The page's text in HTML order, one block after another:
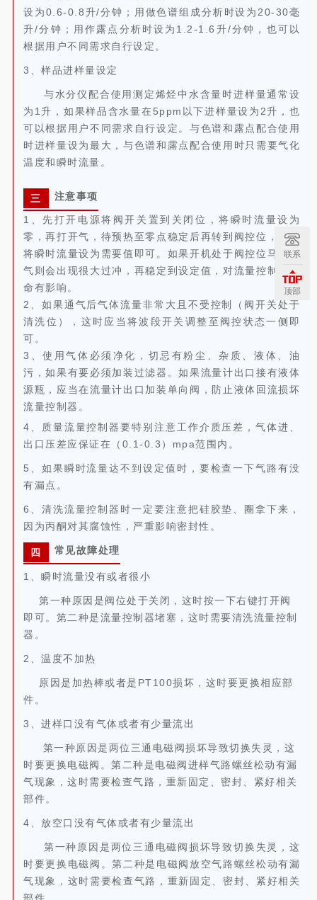
设为0.6-0.8升/分钟；用做色谱组成分析时设为20-30毫
升/分钟；用作露点分析时设为1.2-1.6升/分钟，也可以
根据用户不同需求自行设定。
3、样品进样量设定
与水分仪配合使用测定烯烃中水含量时进样量通常设
为1升，如果样品含水量在5ppm以下进样量设为2升，也
可以根据用户不同需求自行设定。与色谱和露点配合使用
时进样量设为最大，与色谱和露点配合使用时只需要气化
温度和瞬时流量。
三 注意事项
1、先打开电源将阀开关置到关闭位，将瞬时流量设为
零，再打开气，待预热至零点稳定后再转到阀控位，然后
将瞬时流量设为需要值即可。如果开机处于阀控位马上通
气则会出现很大过冲，再稳定到设定值，对流量控制器寿
命有影响。
2、如果通气后气体流量非常大且不受控制（阀开关处于
清洗位），这时应当将波段开关调整至阀控状态一侧即
可。
3、使用气体必须净化，切忌有粉尘、杂质、液体、油
污，如果有要必须加装过滤器。如果流量计出口接有液体
源瓶，应当在流量计出口加装单向阀，防止液体回流损坏
流量控制器。
4、质量流量控制器要特别注意工作介质压差，气体进、
出口压差应保证在（0.1-0.3）mpa范围内。
5、如果瞬时流量达不到设定值时，要检查一下气路有没
有漏点。
6、清洗流量控制器时一定要注意把硅胶垫、圈拿下来，
因为丙酮对其腐蚀性，严重影响密封性。
四 常见故障处理
1、瞬时流量没有或者很小
第一种原因是阀位处于关闭，这时按一下右键打开阀
即可。第二种是流量控制器堵塞，这时需要清洗流量控制
器。
2、温度不加热
原因是加热棒或者是PT100损坏，这时要更换相应部
件。
3、进样口没有气体或者有少量流出
第一种原因是两位三通电磁阀损坏导致切换失灵，这
时要更换电磁阀。第二种是电磁阀进样气路螺丝松动有漏
气现象，这时需要检查气路，重新固定、密封、紧好相关
部件。
4、放空口没有气体或者有少量流出
第一种原因是两位三通电磁阀损坏导致切换失灵，这
时要更换电磁阀。第二种是电磁阀放空气路螺丝松动有漏
气现象，这时需要检查气路，重新固定、密封、紧好相关
联系
顶部